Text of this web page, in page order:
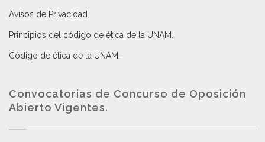
Avisos de Privacidad
Principios del código de ética de la UNAM
Código de ética de la UNAM
Convocatorias de Concurso de Oposición
Abierto Vigentes.